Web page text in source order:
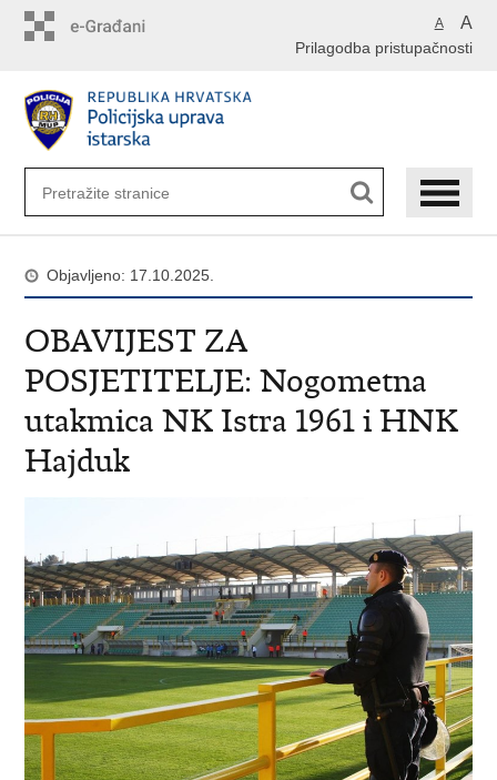
A A
Prilagodba pristupačnosti
Objavljeno: 17.10.2025.
OBAVIJEST ZA
POSJETITELJE: Nogometna
utakmica NK Istra 1961 i HNK
Hajduk